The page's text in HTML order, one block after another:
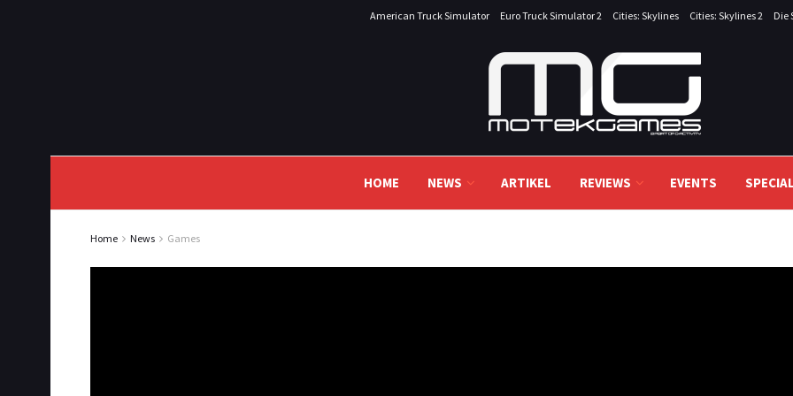
American Truck Simulator Euro Truck Simulator 2 Cities: Skylines Cities: Skylines 2 Die
HOME NEWS ARTIKEL REVIEWS EVENTS
Home News Games